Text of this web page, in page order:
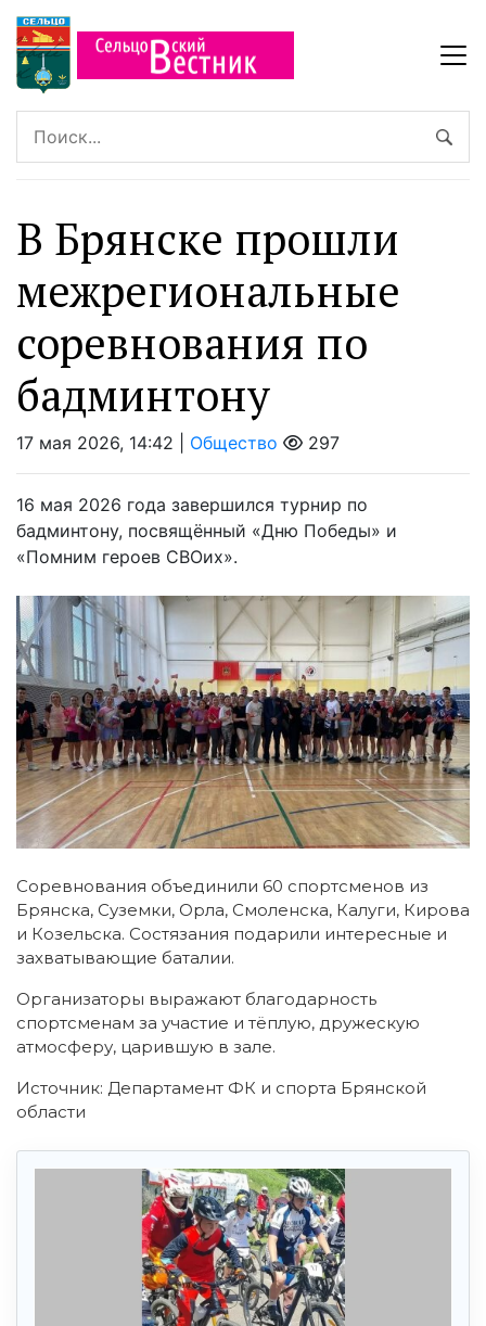
В Брянске прошли
межрегиональные
соревнования по
бадминтону
17 мая 2026, 14:42 | Общество 297
16 мая 2026 года завершился турнир по
бадминтону, посвящённый «Дню Победы» и
«Помним героев СВОих».
Соревнования объединили 60 спортсменов из
Брянска, Суземки, Орла, Смоленска, Калуги, Кирова
и Козельска. Состязания подарили интересные и
захватывающие баталии.
Организаторы выражают благодарность
спортсменам за участие и тёплую, дружескую
атмосферу, царившую в зале.
Источник: Департамент ФК и спорта Брянской
области